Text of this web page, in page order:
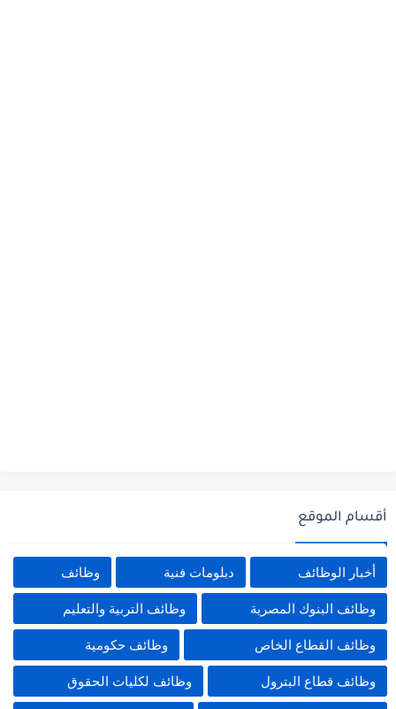
أقسام الموقع
أخبار الوظائف دبلومات فنية وظائف
وظائف البنوك المصرية وظائف التربية والتعليم
وظائف القطاع الخاص وظائف حكومية
وظائف قطاع البترول وظائف لكليات الحقوق